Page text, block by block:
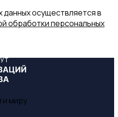
осуществляется в
обработки персональных
и миру